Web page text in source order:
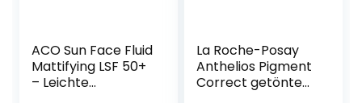
ACO Sun Face Fluid
Mattifying LSF 50+
– Leichte
La Roche-Posay
Anthelios Pigment
Correct getönte